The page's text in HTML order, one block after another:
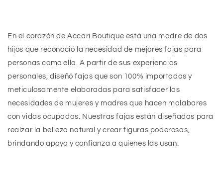
En el corazón de Accari Boutique está una madre de dos
hijos que reconoció la necesidad de mejores fajas para
personas como ella. A partir de sus experiencias
personales, diseñó fajas que son 100% importadas y
meticulosamente elaboradas para satisfacer las
necesidades de mujeres y madres que hacen malabares
con vidas ocupadas. Nuestras fajas están diseñadas para
realzar la belleza natural y crear figuras poderosas,
brindando apoyo y confianza a quienes las usan.